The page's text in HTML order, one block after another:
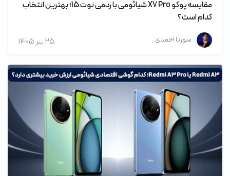
مقایسه پوکو X7 Pro شیائومی با ردمی نوت 15؛ بهترین انتخاب
کدام است؟
سورنا احمدی 25 تير 1405